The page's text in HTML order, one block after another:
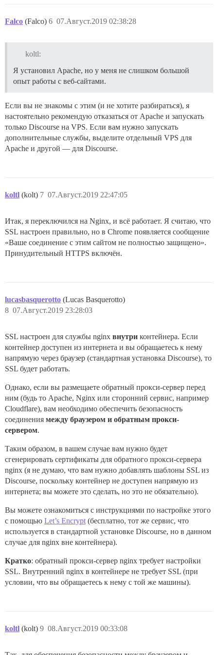
Falco (Falco) 07.Август.2019 02:38:28
6
koltl:
Я установил Apache, но у меня не слишком большой
опыт работы с веб-сайтами.
Если вы не знакомы с этим (и не хотите разбираться), я
настоятельно рекомендую отказаться от Apache и запускать
только Discourse на VPS. Если вам нужно запускать
дополнительные службы, выделите отдельный VPS для
Apache и другой — для Discourse.
koltl (kolt) 07.Август.2019 22:47:05
7
Итак, я переключился на Nginx, и всё работает. Я считаю, что
SSL настроен правильно, но в Chrome появляется сообщение
«Ваше соединение с этим сайтом не полностью защищено».
Принудительный HTTPS включён.
lucasbasquerotto (Lucas Basquerotto)
07.Август.2019 23:28:03
8
SSL настроен для службы nginx внутри контейнера. Если
контейнер доступен из интернета и вы обращаетесь к нему
напрямую через браузер (стандартная установка Discourse), то
SSL будет работать.
Однако, если вы размещаете обратный прокси-сервер перед
ним (будь то Apache, Nginx или сторонний сервис, например
Cloudflare), вам необходимо обеспечить безопасность
соединения между браузером и обратным прокси-
сервером.
Таким образом, в вашем случае вам нужно будет
сгенерировать сертификаты для обратного прокси-сервера
nginx (я не думаю, что вам нужно добавлять шаблоны SSL из
Discourse, поскольку контейнер не доступен напрямую из
интернета; вы можете это сделать, но это не обязательно).
Вы можете ознакомиться с инструкциями по настройке этого
с помощью Let’s Encrypt (бесплатно, тот же сервис, что
используется в стандартной установке Discourse, но в данном
случае для nginx вне контейнера).
Кратко: обратный прокси-сервер nginx требует настройки
SSL. Внутренний nginx в контейнере не требует SSL (при
условии, что вы обращаетесь к нему с той же машины).
koltl (kolt) 08.Август.2019 00:33:08
9